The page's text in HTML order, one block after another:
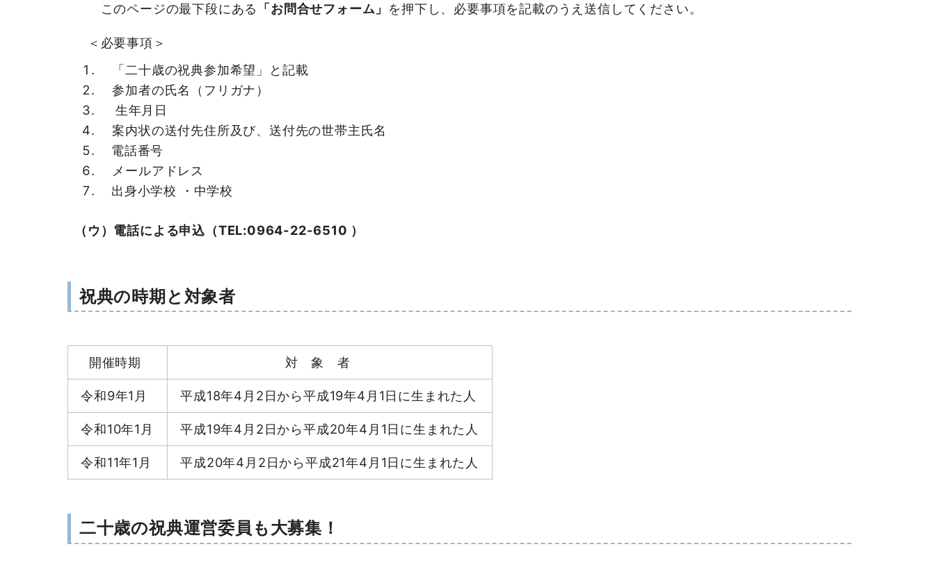
このページの最下段にある 「お問合せフォーム」 を押下し、必要事項を記載のうえ送信してください。
＜必要事項＞
「二十歳の祝典参加希望」と記載
参加者の氏名（フリガナ）
生年月日
案内状の送付先住所及び、送付先の世帯主氏名
電話番号
メールアドレス
出身小学校 ・中学校
（ウ）電話による申込（TEL:0964-22-6510 ）
祝典の時期と対象者
開催時期 対 象 者
令和9年1月 平成18年4月2日から平成19年4月1日に生まれた人
令和10年1月 平成19年4月2日から平成20年4月1日に生まれた人
令和11年1月 平成20年4月2日から平成21年4月1日に生まれた人
二十歳の祝典運営委員も大募集！